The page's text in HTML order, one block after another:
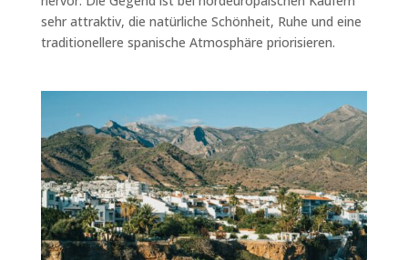
sehr attraktiv, die natürliche Schönheit, Ruhe und eine
traditionellere spanische Atmosphäre priorisieren.